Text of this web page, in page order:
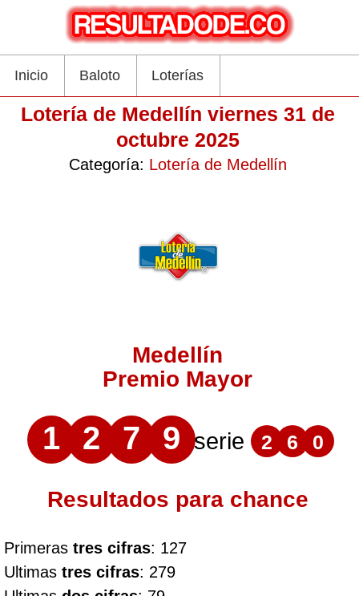
Inicio Baloto Loterías
Lotería de Medellín viernes 31 de
octubre 2025
Categoría: Lotería de Medellín
Medellín
Premio Mayor
1 2 7 9 serie 2 6 0
Resultados para chance
Primeras tres cifras: 127
Ultimas tres cifras: 279